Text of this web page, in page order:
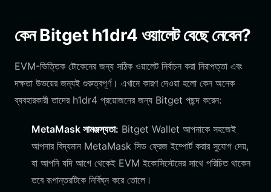
কেন Bitget h1dr4 ওয়ালেট বেছে নেবেন?
EVM-ভিত্তিক টোকেনের জন্য সঠিক ওয়ালেট নির্বাচন করা নিরাপত্তা এবং
দক্ষতা উভয়ের জন্যই গুরুত্বপূর্ণ। এখানে কারণ দেওয়া হলো কেন অনেক
ব্যবহারকারী তাদের h1dr4 প্রয়োজনের জন্য Bitget পছন্দ করেন:
MetaMask সামঞ্জস্যতা: Bitget Wallet আপনাকে সহজেই
আপনার বিদ্যমান MetaMask সিড ফ্রেজ ইম্পোর্ট করার সুযোগ দেয়,
যা আপনি যদি আগে থেকেই EVM ইকোসিস্টেমের সাথে পরিচিত থাকেন
তবে রূপান্তরটিকে নির্বিঘ্ন করে তোলে।